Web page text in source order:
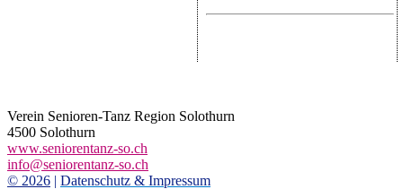
Verein Senioren-Tanz Region Solothurn
4500 Solothurn
www.seniorentanz-so.ch
info@seniorentanz-so.ch
© 2026 | Datenschutz & Impressum